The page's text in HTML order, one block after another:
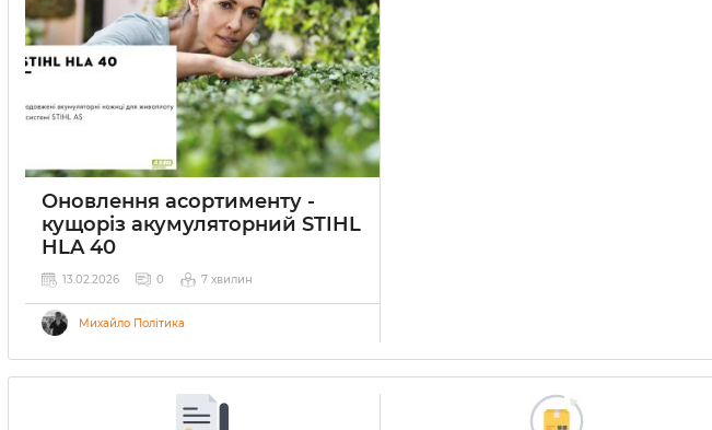
Оновлення асортименту -
кущоріз акумуляторний STIHL
HLA 40
13.02.2026 0 7 хвилин
Михайло Політика